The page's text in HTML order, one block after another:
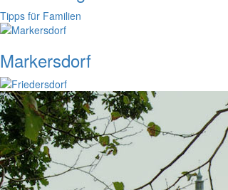
Tipps für Familien
Markersdorf